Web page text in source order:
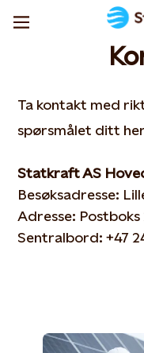
Ta kontakt med
spørsmålet ditt
Statkraft AS
Besøksadresse:
Adresse: Postboks
Sentralbord: +47